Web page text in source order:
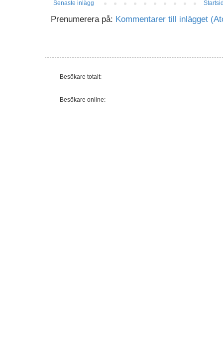
Senaste inlägg
Prenumerera på: Kommentarer till inlägget
Besökare totalt:
Besökare online: